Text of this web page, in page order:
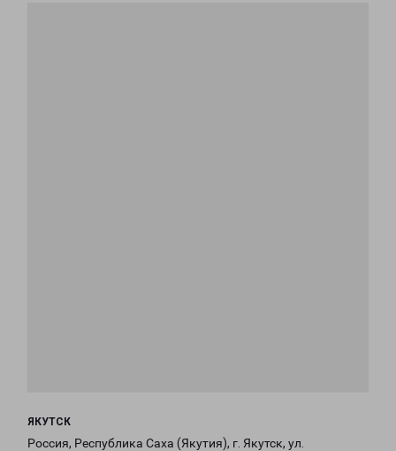
ЯКУТСК
Россия, Республика Саха (Якутия), г. Якутск, ул.